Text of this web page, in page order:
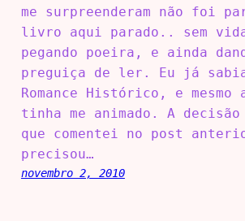
me surpreenderam não foi
livro aqui parado.. sem
pegando poeira, e ainda
preguiça de ler. Eu já
Romance Histórico, e mesmo
tinha me animado. A
que comentei no post
precisou…
novembro 2, 2010